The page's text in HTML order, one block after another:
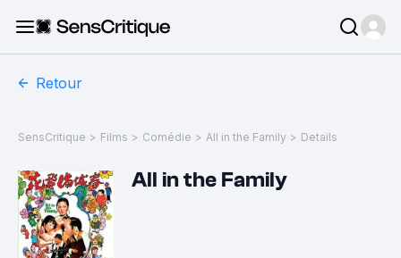
Retour
SensCritique > Films > Comédie > All in the Family > Details
All in the Family